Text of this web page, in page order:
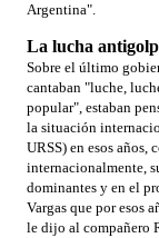
Argentina".
La lucha
Sobre el último
cantaban "luche,
popular", estaban
la situación
URSS) en esos
internacionalmente,
dominantes y en el
Vargas que por esos
le dijo al compañero